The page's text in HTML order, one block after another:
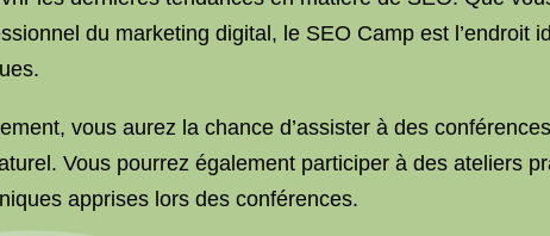
du marketing digital, le SEO Camp est
vous aurez la chance d’assister à des
Vous pourrez également participer à des ateliers
apprises lors des conférences.